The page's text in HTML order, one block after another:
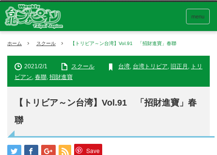
menu
ホーム スクール 【トリビア～ン台湾】Vol.91 「招財進寶」春聯
2021/2/1 スクール 台湾, 台湾トリビア, 旧正月 , トリ
ビアン, 春聯, 招財進寶
【トリビア～ン台湾】Vol.91 「招財進寶」春
聯
Save